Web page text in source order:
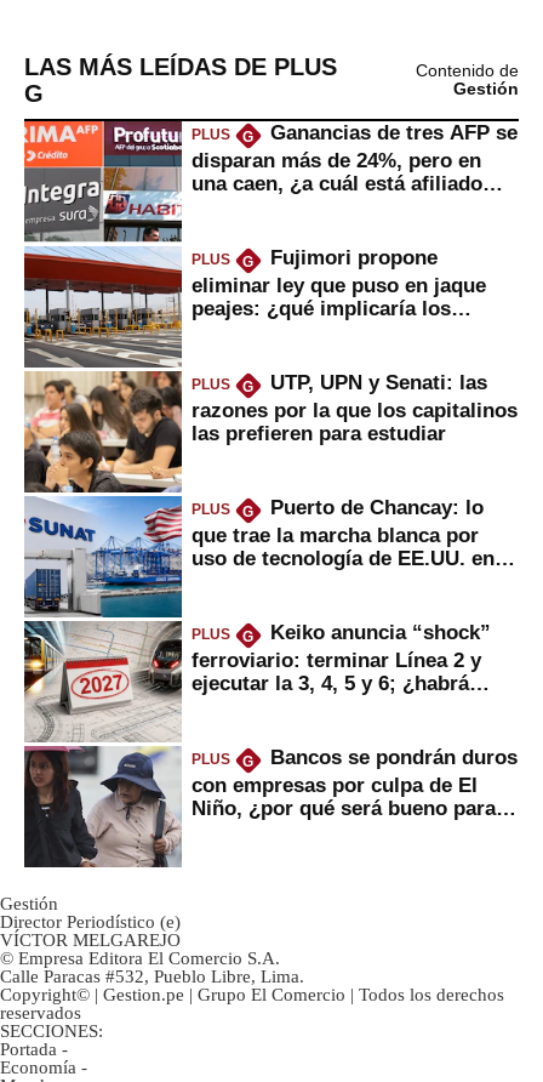
LAS MÁS LEÍDAS DE PLUS
G
Contenido de
Gestión
PLUS G
Ganancias de tres AFP se
disparan más de 24%, pero en
una caen, ¿a cuál está afiliado
PLUS G
Fujimori propone
eliminar ley que puso en jaque
peajes: ¿qué implicaría los
PLUS G
UTP, UPN y Senati: las
razones por la que los capitalinos
las prefieren para estudiar
PLUS G
Puerto de Chancay: lo
que trae la marcha blanca por
uso de tecnología de EE.UU. en
PLUS G
Keiko anuncia “shock”
ferroviario: terminar Línea 2 y
ejecutar la 3, 4, 5 y 6; ¿habrá
PLUS G
Bancos se pondrán duros
con empresas por culpa de El
Niño, ¿por qué será bueno para
Gestión
Director Periodístico (e)
VÍCTOR MELGAREJO
© Empresa Editora El Comercio S.A.
Calle Paracas #532, Pueblo Libre, Lima.
Copyright© | Gestion.pe | Grupo El Comercio | Todos los derechos
reservados
SECCIONES:
Portada -
Economía -